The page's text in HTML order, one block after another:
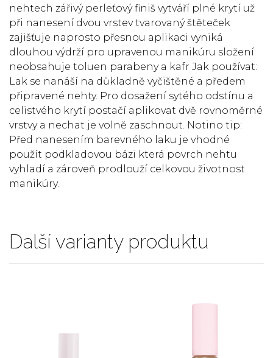
nehtech zářivý perleťový finiš vytváří plné krytí už
při nanesení dvou vrstev tvarovaný štěteček
zajišťuje naprosto přesnou aplikaci vyniká
dlouhou výdrží pro upravenou manikúru složení
neobsahuje toluen parabeny a kafr Jak používat:
Lak se nanáší na důkladně vyčištěné a předem
připravené nehty. Pro dosažení sytého odstínu a
celistvého krytí postačí aplikovat dvě rovnoměrné
vrstvy a nechat je volně zaschnout. Notino tip:
Před nanesením barevného laku je vhodné
použít podkladovou bázi která povrch nehtu
vyhladí a zároveň prodlouží celkovou životnost
manikúry.
Další varianty produktu